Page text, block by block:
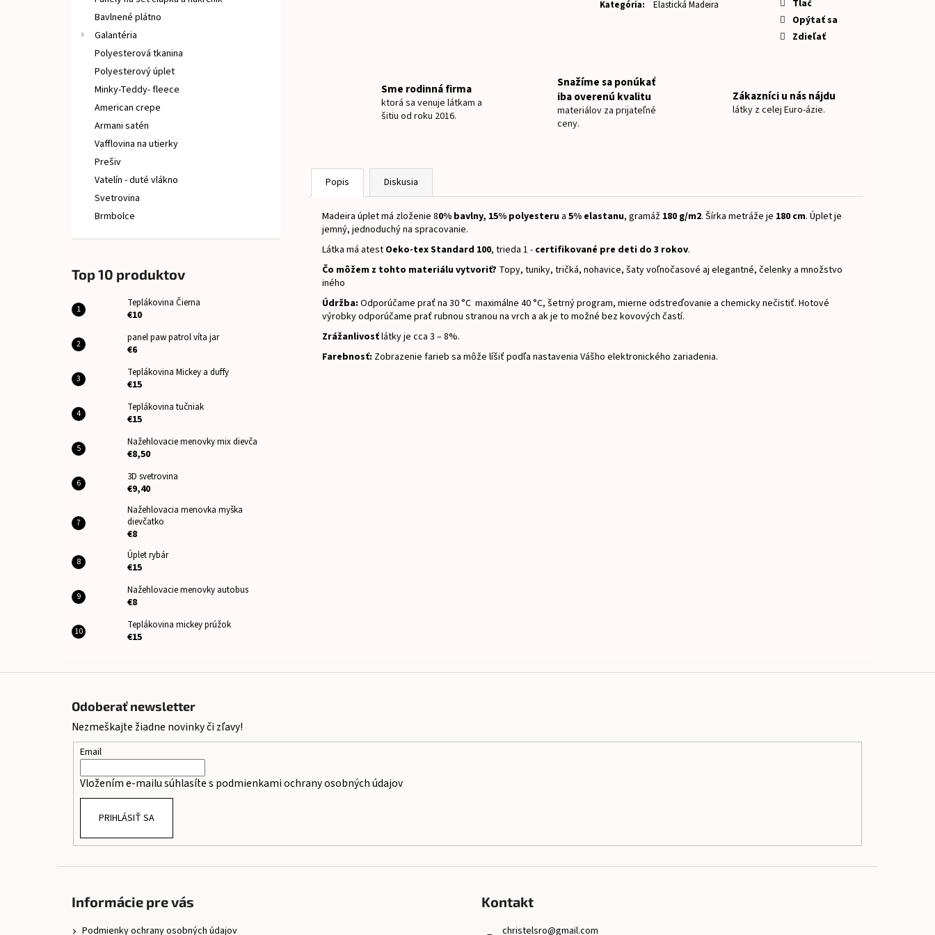
Bavlnené plátno
Galantéria
Polyesterová tkanina
Polyesterový úplet
Minky-Teddy- fleece
American crepe
Armani satén
Vafflovina na utierky
Prešiv
Vatelín - duté vlákno
Svetrovina
Brmbolce
Top 10 produktov
Teplákovina Čierna
€10
panel paw patrol víta jar
€6
Teplákovina Mickey a duffy
€15
Teplákovina tučniak
€15
Nažehlovacie menovky mix dievča
€8,50
3D svetrovina
€9,40
Nažehlovacia menovka myška
dievčatko
€8
Úplet rybár
€15
Nažehlovacie menovky autobus
€8
Teplákovina mickey prúžok
€15
Kategória: Elastická Madeira
Tlač
Opýtať sa
Zdieľať
Sme rodinná firma
ktorá sa venuje látkam a
šitiu od roku 2016.
Snažíme sa ponúkať
iba overenú kvalitu
materiálov za prijateľné
ceny.
Zákazníci u nás nájdu
látky z celej Euro-ázie.
Popis Diskusia
Madeira úplet má zloženie 80% bavlny, 15% polyesteru a 5% elastanu, gramáž 180 g/m2. Šírka metráže je 180 cm. Úplet je
jemný, jednoduchý na spracovanie.
Látka má atest Oeko-tex Standard 100, trieda 1 - certifikované pre deti do 3 rokov.
Čo môžem z tohto materiálu vytvoriť? Topy, tuniky, tričká, nohavice, šaty voľnočasové aj elegantné, čelenky a množstvo
iného
Údržba: Odporúčame prať na 30 °C maximálne 40 °C, šetrný program, mierne odstreďovanie a chemicky nečistiť. Hotové
výrobky odporúčame prať rubnou stranou na vrch a ak je to možné bez kovových častí.
Zrážanlivosťlátky je cca 3 – 8%.
Farebnosť: Zobrazenie farieb sa môže líšiť podľa nastavenia Vášho elektronického zariadenia.
€10
Odoberať newsletter
Nezmeškajte žiadne novinky či zľavy!
Email
Vložením e-mailu súhlasíte s podmienkami ochrany osobných údajov
PRIHLÁSIŤ SA
Informácie pre vás
Podmienky ochrany osobných údajov
Kontakt
christelsro@gmail.com